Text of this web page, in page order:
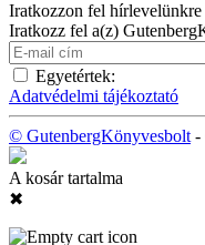
Iratkozzon fel hírlevelünkre
Iratkozz fel a(z)
Egyetértek:
Adatvédelmi tájékoztató
© GutenbergKönyvesbolt -
A kosár tartalma
✖